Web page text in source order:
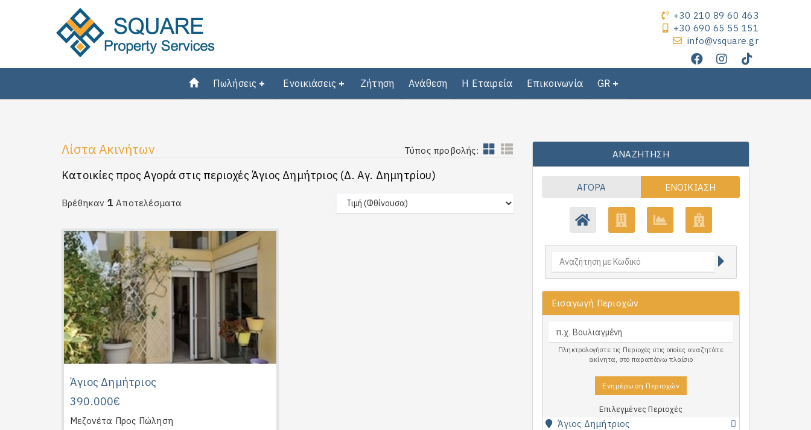
+30 210 89 60 463
+30 690 65 55 151
info@vsquare.gr
Πωλήσεις Ενοικιάσεις Ζήτηση Ανάθεση Η Εταιρεία Επικοινωνία GR
Λίστα Ακινήτων Τύπος προβολής:
Κατοικίες προς Αγορά στις περιοχές Άγιος Δημήτριος (Δ. Αγ. Δημητρίου)
Βρέθηκαν 1 Αποτελέσματα
Άγιος Δημήτριος
390.000€
Μεζονέτα Προς Πώληση
ΑΝΑΖΉΤΗΣΗ
ΑΓΟΡΆ ΕΝΟΙΚΊΑΣΗ
Εισαγωγή Περιοχών
Πληκτρολογήστε τις Περιοχές στις οποίες αναζητάτε
ακίνητα, στο παραπάνω πλαίσιο
Ενημέρωση Περιοχών
Επιλεγμένες Περιοχές
Άγιος Δημήτριος